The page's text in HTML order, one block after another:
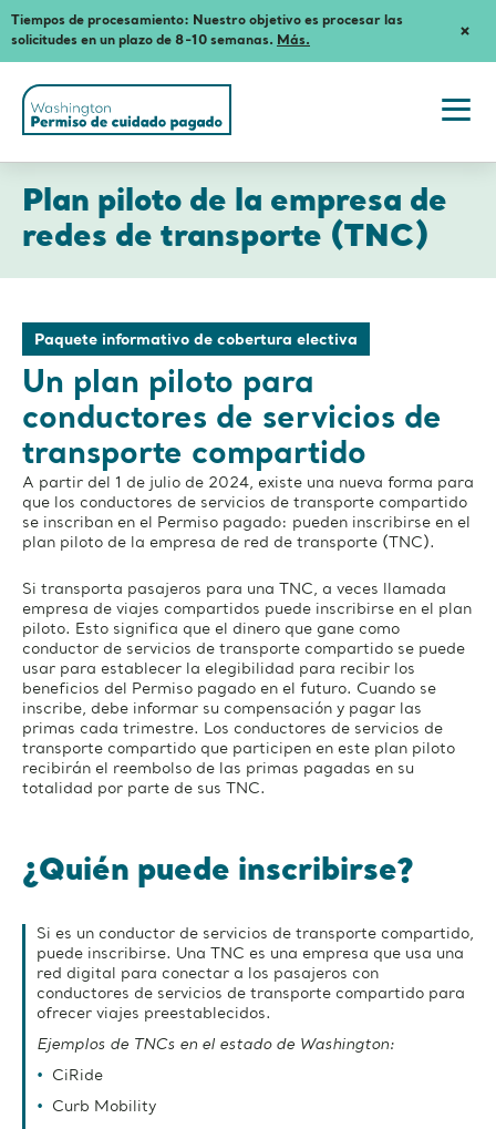
Tiempos de procesamiento: Nuestro objetivo es procesar las
solicitudes en un plazo de 8-10 semanas. Más.
and
Leave
(ES)
Plan
piloto
de
la
empresa
de
redes
de
transporte
(TNC)
Plan piloto de la empresa de
redes de transporte (TNC)
Paquete informativo de cobertura electiva
Un plan piloto para
conductores de servicios de
transporte compartido
A partir del 1 de julio de 2024, existe una nueva forma para
que los conductores de servicios de transporte compartido
se inscriban en el Permiso pagado: pueden inscribirse en el
plan piloto de la empresa de red de transporte (TNC).
Si transporta pasajeros para una TNC, a veces llamada
empresa de viajes compartidos puede inscribirse en el plan
piloto. Esto significa que el dinero que gane como
conductor de servicios de transporte compartido se puede
usar para establecer la elegibilidad para recibir los
beneficios del Permiso pagado en el futuro. Cuando se
inscribe, debe informar su compensación y pagar las
primas cada trimestre. Los conductores de servicios de
transporte compartido que participen en este plan piloto
recibirán el reembolso de las primas pagadas en su
totalidad por parte de sus TNC.
¿Quién puede inscribirse?
Si es un conductor de servicios de transporte compartido,
puede inscribirse. Una TNC es una empresa que usa una
red digital para conectar a los pasajeros con
conductores de servicios de transporte compartido para
ofrecer viajes preestablecidos.
Ejemplos de TNCs en el estado de Washington:
CiRide
Curb Mobility